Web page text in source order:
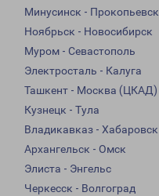
Минусинск - Прокопьевск
Ноябрьск - Новосибирск
Муром - Севастополь
Электросталь - Калуга
Ташкент - Москва (ЦКАД)
Кузнецк - Тула
Владикавказ - Хабаровск
Архангельск - Омск
Элиста - Энгельс
Черкесск - Волгоград